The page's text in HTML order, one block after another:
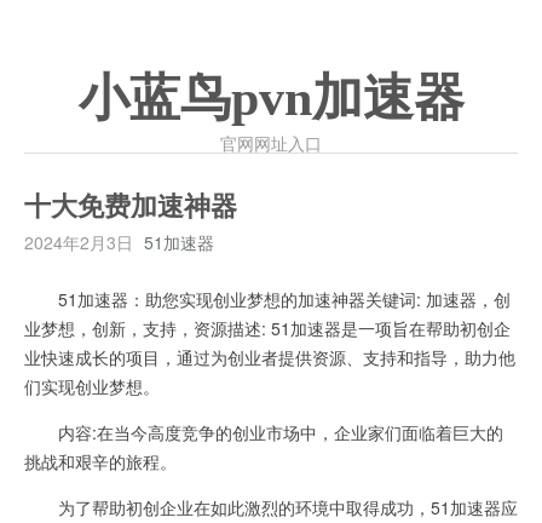
小蓝鸟pvn加速器
官网网址入口
十大免费加速神器
2024年2月3日 51加速器
51加速器：助您实现创业梦想的加速神器关键词: 加速器，创
业梦想，创新，支持，资源描述: 51加速器是一项旨在帮助初创企
业快速成长的项目，通过为创业者提供资源、支持和指导，助力他
们实现创业梦想。
内容:在当今高度竞争的创业市场中，企业家们面临着巨大的
挑战和艰辛的旅程。
为了帮助初创企业在如此激烈的环境中取得成功，51加速器应